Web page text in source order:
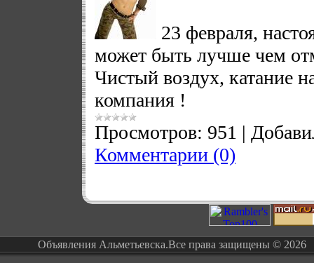
23 февраля,
может быть лучше чем
Чистый воздух, катание
компания !
Просмотров: 951 |
Комментарии (0)
Объявления Альметьевска.Все права защищены © 2026